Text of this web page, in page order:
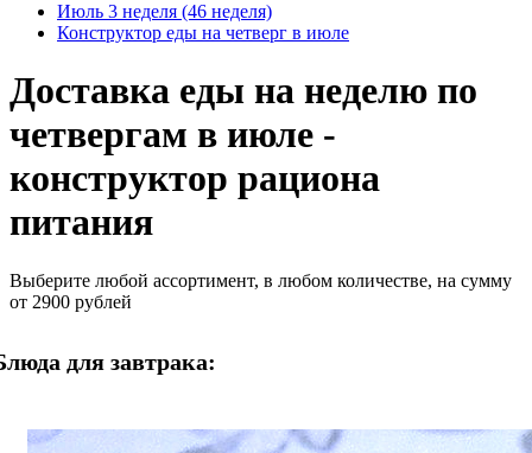
Июль 3 неделя (46 неделя)
Конструктор еды на четверг в июле
Доставка еды на неделю по
четвергам в июле -
конструктор рациона
питания
Выберите любой ассортимент, в любом количестве, на сумму
от 2900 рублей
для завтрака: